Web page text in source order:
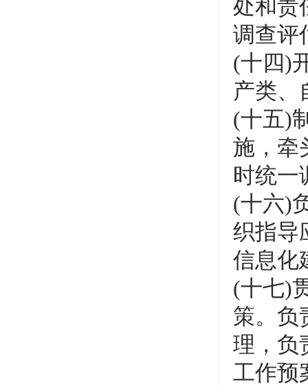
处和责
调查评
(十四)
产类、
(十五)
施，牵
时统一
(十六)
织指导
信息化
(十七)
策。负
理，负
工作预